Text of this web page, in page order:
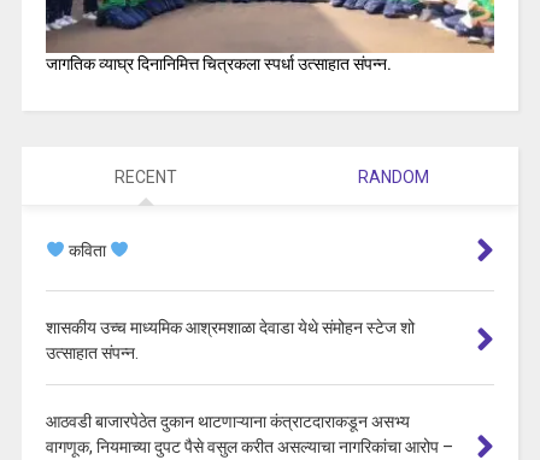
जागतिक व्याघ्र दिनानिमित्त चित्रकला स्पर्धा उत्साहात संपन्न.
RECENT RANDOM
कविता
शासकीय उच्च माध्यमिक आश्रमशाळा देवाडा येथे संमोहन स्टेज शो
उत्साहात संपन्न.
आठवडी बाजारपेठेत दुकान थाटणाऱ्याना कंत्राटदाराकडून असभ्य
वागणूक, नियमाच्या दुपट पैसे वसुल करीत असल्याचा नागरिकांचा आरोप –